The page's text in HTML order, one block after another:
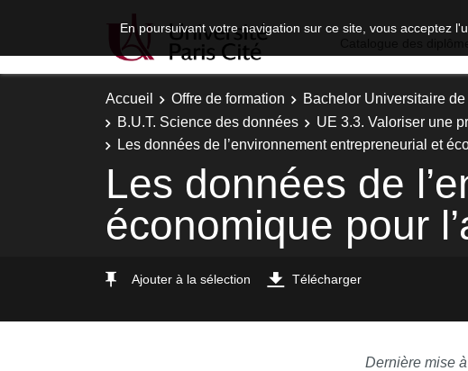
En poursuivant votre navigation sur ce site, vous acceptez
Accueil Offre de formation Bachelor Universitaire
B.U.T. Science des données
UE 3.3. Valoriser une
Les données de l’environnement entrepreneurial et
Les données de
économique pour
Ajouter à la sélection Télécharger
Dernière mise